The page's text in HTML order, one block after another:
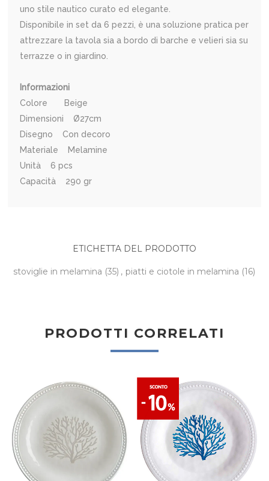
uno stile nautico curato ed elegante.
Disponibile in set da 6 pezzi, è una soluzione pratica per
attrezzare la tavola sia a bordo di barche e velieri sia su
terrazze o in giardino.
Informazioni
Colore Beige
Dimensioni Ø27cm
Disegno Con decoro
Materiale Melamine
Unità 6 pcs
Capacità 290 gr
ETICHETTA DEL PRODOTTO
stoviglie in melamina (35) , piatti e ciotole in melamina (16)
PRODOTTI CORRELATI